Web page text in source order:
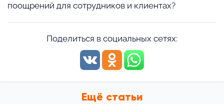
поощрений для сотрудников и клиентах?
Поделиться в социальных сетях:
Ещё статьи